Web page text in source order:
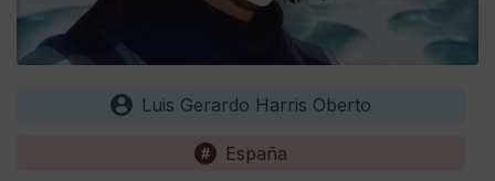
Luis Gerardo Harris Oberto
España